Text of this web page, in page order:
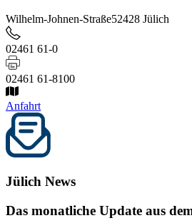
Wilhelm-Johnen-Straße52428 Jülich
02461 61-0
02461 61-8100
Anfahrt
Jülich News
Das monatliche Update aus